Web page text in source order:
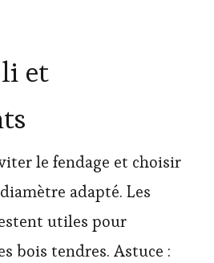
et
le fendage et choisir
adapté. Les
utiles pour
bois tendres. Astuce :